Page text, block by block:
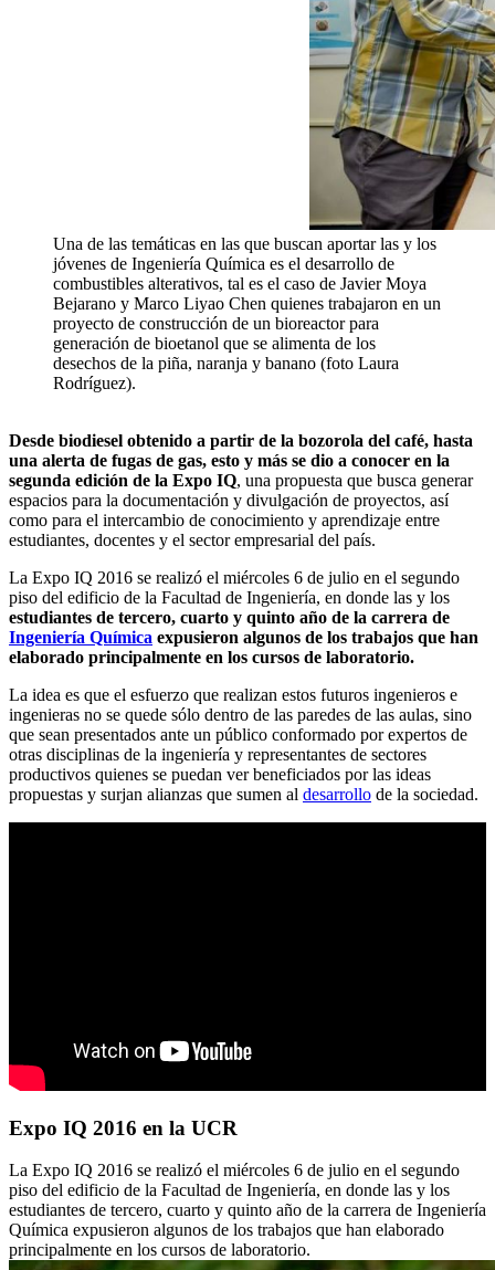
Una de las temáticas en las que buscan aportar las y los
jóvenes de Ingeniería Química es el desarrollo de
combustibles alterativos, tal es el caso de Javier Moya
Bejarano y Marco Liyao Chen quienes trabajaron en un
proyecto de construcción de un bioreactor para
generación de bioetanol que se alimenta de los
desechos de la piña, naranja y banano (foto Laura
Rodríguez).
Desde biodiesel obtenido a partir de la bozorola del café, hasta
una alerta de fugas de gas, esto y más se dio a conocer en la
segunda edición de la Expo IQ, una propuesta que busca generar
espacios para la documentación y divulgación de proyectos, así
como para el intercambio de conocimiento y aprendizaje entre
estudiantes, docentes y el sector empresarial del país.
La Expo IQ 2016 se realizó el miércoles 6 de julio en el segundo
piso del edificio de la Facultad de Ingeniería, en donde las y los
estudiantes de tercero, cuarto y quinto año de la carrera de
Ingeniería Química expusieron algunos de los trabajos que han
elaborado principalmente en los cursos de laboratorio.
La idea es que el esfuerzo que realizan estos futuros ingenieros e
ingenieras no se quede sólo dentro de las paredes de las aulas, sino
que sean presentados ante un público conformado por expertos de
otras disciplinas de la ingeniería y representantes de sectores
productivos quienes se puedan ver beneficiados por las ideas
propuestas y surjan alianzas que sumen al desarrollo de la sociedad.
Expo IQ 2016 en la UCR
La Expo IQ 2016 se realizó el miércoles 6 de julio en el segundo
piso del edificio de la Facultad de Ingeniería, en donde las y los
estudiantes de tercero, cuarto y quinto año de la carrera de Ingeniería
Química expusieron algunos de los trabajos que han elaborado
principalmente en los cursos de laboratorio.